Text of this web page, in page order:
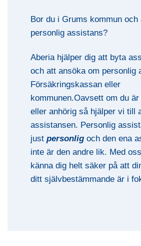
Bor du i Grums kommun
personlig assistans?
Aberia hjälper dig att byta
och att ansöka om personlig
Försäkringskassan eller
kommunen.Oavsett om du
eller anhörig så hjälper vi till
assistansen. Personlig
justpersonligoch den ena
inte är den andre lik. Med
känna dig helt säker på att
ditt självbestämmande är i